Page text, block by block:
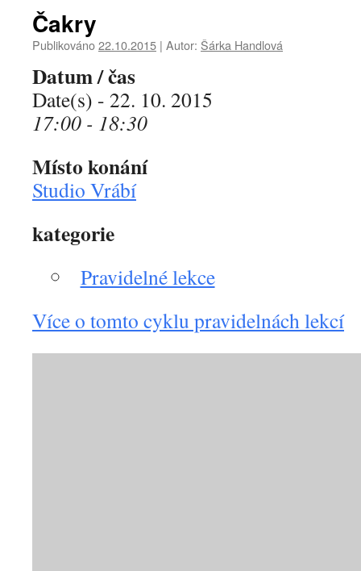
Čakry
Publikováno22.10.2015 | Autor: Šárka Handlová
Datum / čas
Date(s) - 22. 10. 2015
17:00 - 18:30
Místo konání
Studio Vrábí
kategorie
Pravidelné lekce
Více o tomto cyklu pravidelnách lekcí